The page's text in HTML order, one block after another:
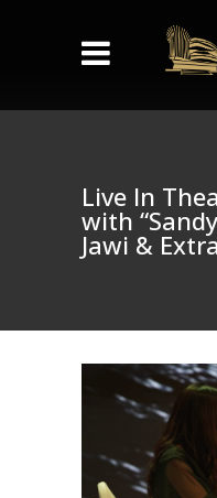
Live In
with
Jawi &